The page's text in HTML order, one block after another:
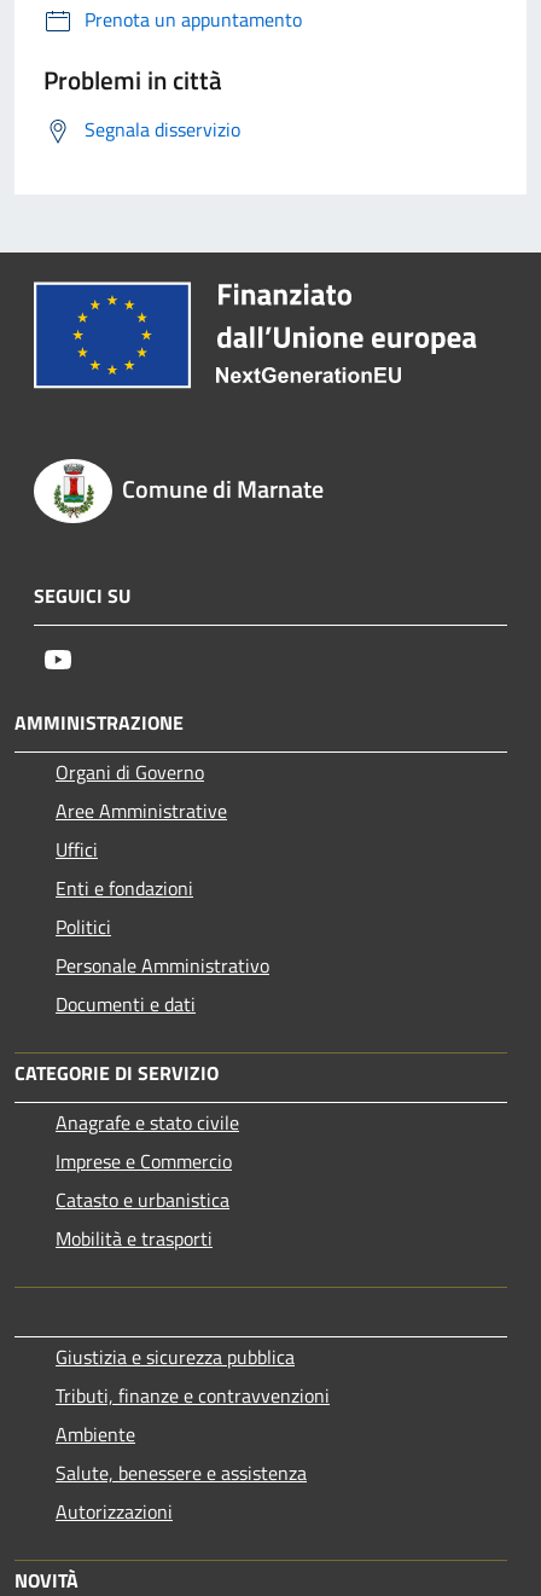
Prenota un appuntamento
Problemi in città
Segnala disservizio
Comune di Marnate
SEGUICI SU
AMMINISTRAZIONE
Organi di Governo
Aree Amministrative
Uffici
Enti e fondazioni
Politici
Personale Amministrativo
Documenti e dati
CATEGORIE DI SERVIZIO
Anagrafe e stato civile
Imprese e Commercio
Catasto e urbanistica
Mobilità e trasporti
Giustizia e sicurezza pubblica
Tributi, finanze e contravvenzioni
Ambiente
Salute, benessere e assistenza
Autorizzazioni
NOVITÀ